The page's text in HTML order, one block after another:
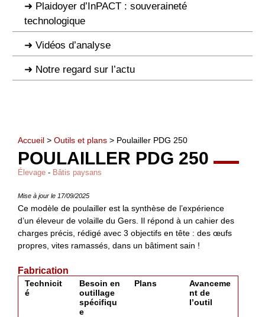
Plaidoyer d’InPACT : souveraineté
technologique
Vidéos d’analyse
Notre regard sur l’actu
Accueil > Outils et plans > Poulailler PDG 250
POULAILLER PDG 250
Élevage - Bâtis paysans
Mise à jour le 17/09/2025
Ce modèle de poulailler est la synthèse de l’expérience
d’un éleveur de volaille du Gers. Il répond à un cahier des
charges précis, rédigé avec 3 objectifs en tête : des œufs
propres, vites ramassés, dans un bâtiment sain !
Fabrication
Technicit
é
Besoin en
outillage
spécifiqu
e
Plans
Avanceme
nt de
l’outil